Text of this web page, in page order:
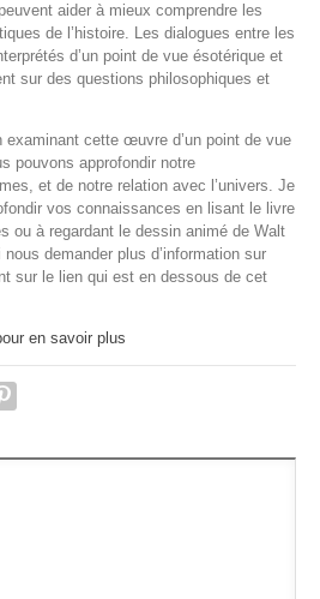
aider à mieux comprendre les
de l’histoire. Les dialogues entre les
d’un point de vue ésotérique et
sur des questions philosophiques et
examinant cette œuvre d’un point de vue
pouvons approfondir notre
et de notre relation avec l’univers. Je
vos connaissances en lisant le livre
ou à regardant le dessin animé de Walt
demander plus d’information sur
sur le lien qui est en dessous de cet
en savoir plus